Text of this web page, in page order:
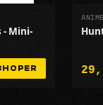
- Mini-
ANIME